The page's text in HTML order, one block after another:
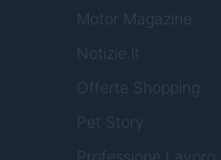
Motor Magazine
Notizie.it
Offerte Shopping
Pet Story